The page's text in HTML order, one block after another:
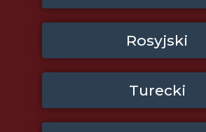
Rosyjski
Turecki